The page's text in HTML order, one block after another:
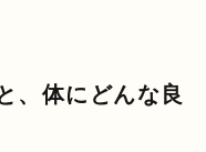
、体にどんな良